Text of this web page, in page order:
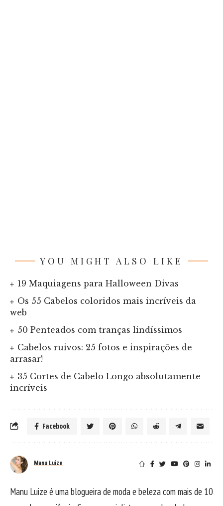
YOU MIGHT ALSO LIKE
19 Maquiagens para Halloween Divas
Os 55 Cabelos coloridos mais incríveis da
web
50 Penteados com tranças lindíssimos
Cabelos ruivos: 25 fotos e inspirações de
arrasar!
35 Cortes de Cabelo Longo absolutamente
incríveis
Facebook
Manu Luize
Manu Luize é uma blogueira de moda e beleza com mais de 10